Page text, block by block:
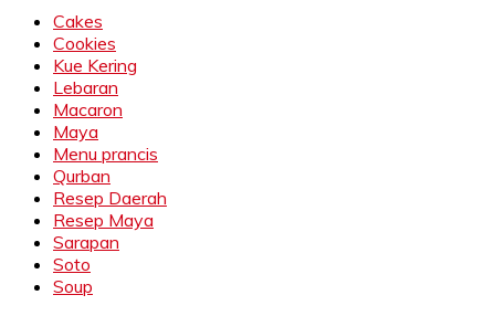
Cakes
Cookies
Kue Kering
Lebaran
Macaron
Maya
Menu prancis
Qurban
Resep Daerah
Resep Maya
Sarapan
Soto
Soup